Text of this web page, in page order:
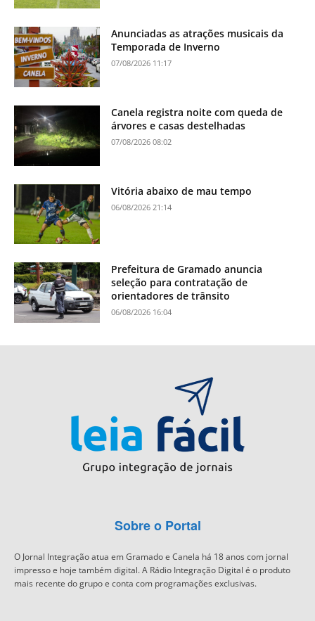
Anunciadas as atrações musicais da
Temporada de Inverno
07/08/2026 11:17
Canela registra noite com queda de
árvores e casas destelhadas
07/08/2026 08:02
Vitória abaixo de mau tempo
06/08/2026 21:14
Prefeitura de Gramado anuncia
seleção para contratação de
orientadores de trânsito
06/08/2026 16:04
Sobre o Portal
O Jornal Integração atua em Gramado e Canela há 18 anos com jornal
impresso e hoje também digital. A Rádio Integração Digital é o produto
mais recente do grupo e conta com programações exclusivas.